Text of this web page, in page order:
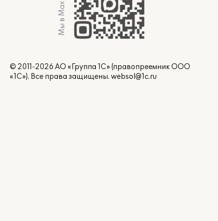
Мы в Max
© 2011-2026 АО «Группа 1С» (правопреемник ООО
«1С»). Все права защищены. websol@1c.ru